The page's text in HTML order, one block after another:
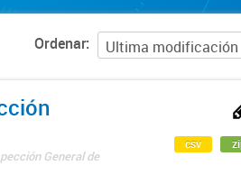
Ordenar
General de
csv